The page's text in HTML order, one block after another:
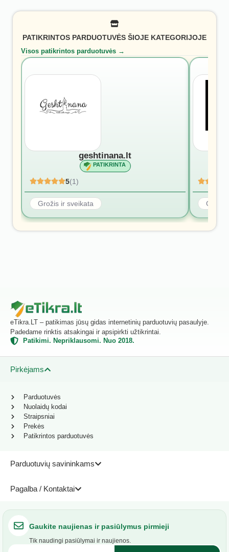
PATIKRINTOS PARDUOTUVĖS ŠIOJE KATEGORIJOJE
Visos patikrintos parduotuvės →
geshtinana.lt
PATIKRINTA
5(1)
Grožis ir sveikata Grožis
eTikra.LT – patikimas jūsų gidas internetinių parduotuvių pasaulyje.
Padedame rinktis atsakingai ir apsipirkti užtikrintai.
Patikimi. Nepriklausomi. Nuo 2018.
Pirkėjams
Parduotuvių savininkams
Pagalba / Kontaktai
Parduotuvės
Nuolaidų kodai
Straipsniai
Prekės
Patikrintos parduotuvės
Gaukite naujienas ir pasiūlymus pirmieji
Tik naudingi pasiūlymai ir naujienos.